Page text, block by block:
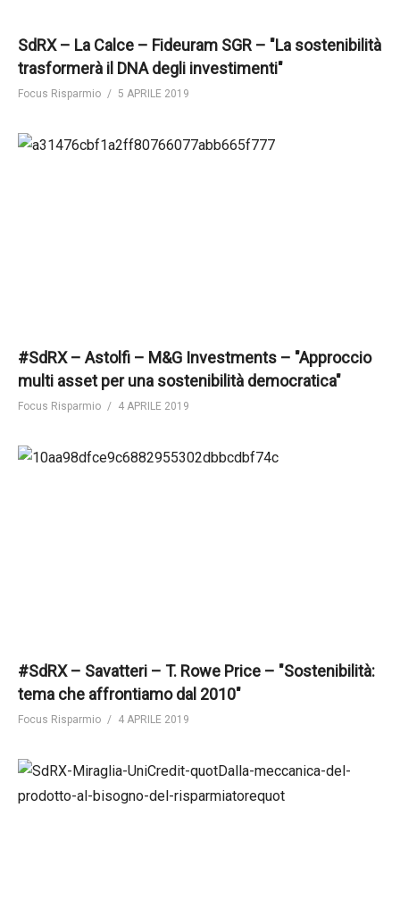
SdRX – La Calce – Fideuram SGR – "La sostenibilità
trasformerà il DNA degli investimenti"
Focus Risparmio 5 APRILE 2019
#SdRX – Astolfi – M&G Investments – "Approccio
multi asset per una sostenibilità democratica"
Focus Risparmio 4 APRILE 2019
#SdRX – Savatteri – T. Rowe Price – "Sostenibilità:
tema che affrontiamo dal 2010"
Focus Risparmio 4 APRILE 2019